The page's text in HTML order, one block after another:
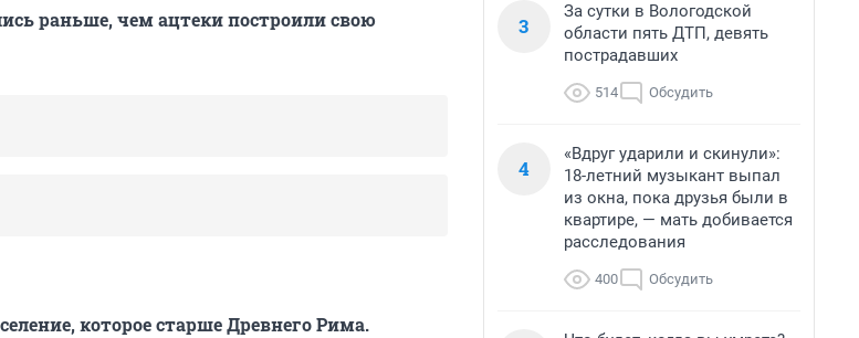
раньше, чем ацтеки построили свою
которое старше Древнего Рима.
3
За сутки в Вологодской
области пять ДТП, девять
пострадавших
514 Обсудить
4
«Вдруг ударили и скинули»:
18-летний музыкант выпал
из окна, пока друзья были в
квартире, — мать добивается
расследования
400 Обсудить